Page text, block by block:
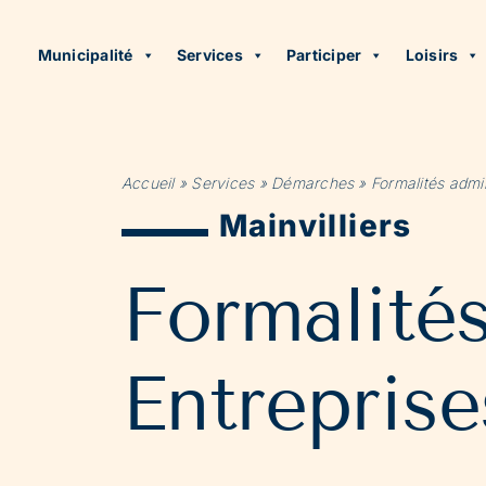
Municipalité Services Participer Loisirs
Accueil» Services» Démarches» Formalités
Mainvilliers